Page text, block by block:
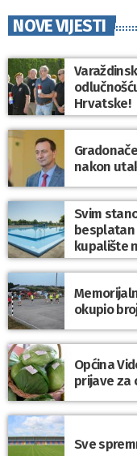
NOVE VIJESTI
Hrvatske!
nakon
Svim
besplatan
kupalište
okupio
Općina
prijave za
Sve